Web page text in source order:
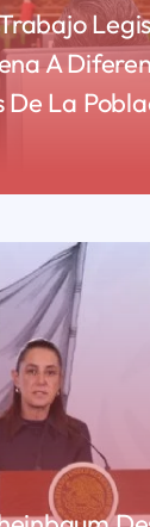
A
De La